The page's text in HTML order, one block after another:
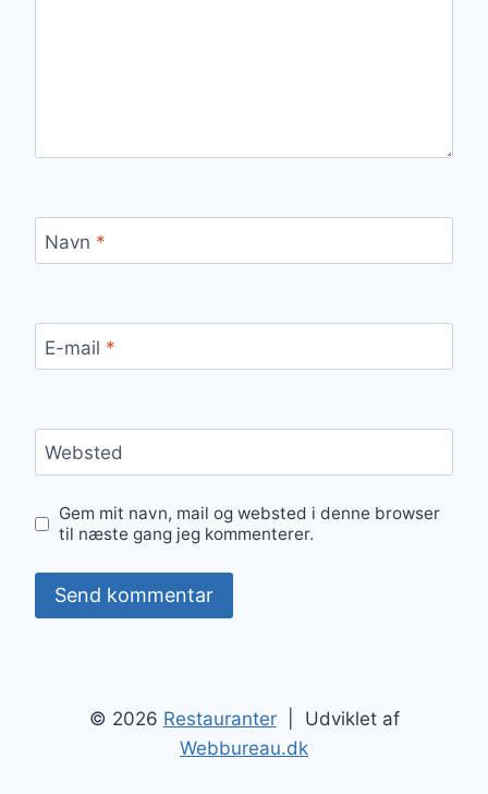
Navn *
E-mail *
Websted
Gem mit navn, mail og websted i denne browser
til næste gang jeg kommenterer.
© 2026 Restauranter| Udviklet af
Webbureau.dk